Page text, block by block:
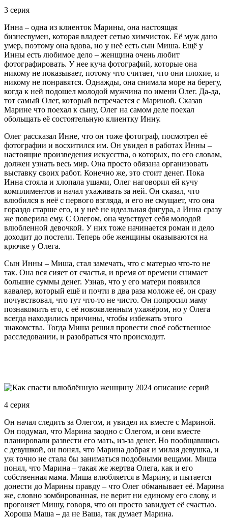
3 серия
Инна – одна из клиенток Марины, она настоящая
бизнесвумен, которая владеет сетью химчисток. Её муж дано
умер, поэтому она вдова, но у неё есть сын Миша. Ещё у
Инны есть любимое дело – женщина очень любит
фотографировать. У нее куча фотографий, которые она
никому не показывает, потому что считает, что они плохие, и
никому не понравятся. Однажды, она снимала море на берегу,
когда к ней подошел молодой мужчина по имени Олег. Да-да,
тот самый Олег, который встречается с Мариной. Сказав
Марине что поехал к сыну, Олег на самом деле поехал
обольщать её состоятельную клиентку Инну.
Олег рассказал Инне, что он тоже фотограф, посмотрел её
фотографии и восхитился им. Он увидел в работах Инны –
настоящие произведения искусства, о которых, по его словам,
должен узнать весь мир. Она просто обязана организовать
выставку своих работ. Конечно же, это стоит денег. Пока
Инна стояла и хлопала ушами, Олег наговорил ей кучу
комплиментов и начал ухаживать за ней. Он сказал, что
влюбился в неё с первого взгляда, и его не смущает, что она
гораздо старше его, и у неё не идеальная фигура, а Инна сразу
же поверила ему. С Олегом, она чувствует себя молодой
влюбленной девочкой. У них тоже начинается роман и дело
доходит до постели. Теперь обе женщины оказываются на
крючке у Олега.
Сын Инны – Миша, стал замечать, что с матерью что-то не
так. Она вся сияет от счастья, и время от времени снимает
большие суммы денег. Узнав, что у его матери появился
кавалер, который ещё и почти в два раза моложе её, он сразу
почувствовал, что тут что-то не чисто. Он попросил маму
познакомить его, с её новоявленным ухажёром, но у Олега
всегда находились причины, чтобы избежать этого
знакомства. Тогда Миша решил провести своё собственное
расследовании, и разобраться что происходит.
4 серия
Он начал следить за Олегом, и увидел их вместе с Мариной.
Он подумал, что Марина заодно с Олегом, и они вместе
планировали развести его мать, из-за денег. Но пообщавшись
с девушкой, он понял, что Марина добрая и милая девушка, и
уж точно не стала бы заниматься подобными вещами. Миша
понял, что Марина – такая же жертва Олега, как и его
собственная мама. Миша влюбляется в Марину, и пытается
донести до Марины правду – что Олег обманывает её. Марина
же, словно зомбированная, не верит ни единому его слову, и
прогоняет Мишу, говоря, что он просто завидует её счастью.
Хороша Маша – да не Ваша, так думает Марина.